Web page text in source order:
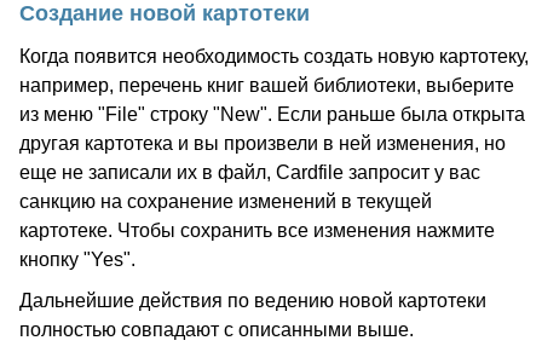
Создание новой картотеки
Когда появится необходимость создать новую картотеку,
например, перечень книг вашей библиотеки, выберите
из меню "File" строку "New". Если раньше была открыта
другая картотека и вы произвели в ней изменения, но
еще не записали их в файл, Cardfile запросит у вас
санкцию на сохранение изменений в текущей
картотеке. Чтобы сохранить все изменения нажмите
кнопку "Yes".
Дальнейшие действия по ведению новой картотеки
полностью совпадают с описанными выше.